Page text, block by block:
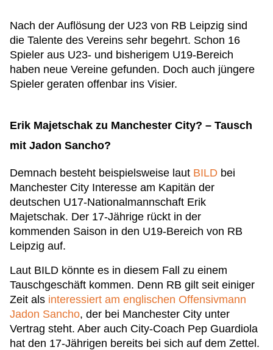
Nach der Auflösung der U23 von RB Leipzig sind
die Talente des Vereins sehr begehrt. Schon 16
Spieler aus U23- und bisherigem U19-Bereich
haben neue Vereine gefunden. Doch auch jüngere
Spieler geraten offenbar ins Visier.
Erik Majetschak zu Manchester City? – Tausch
mit Jadon Sancho?
Demnach besteht beispielsweise laut BILD bei
Manchester City Interesse am Kapitän der
deutschen U17-Nationalmannschaft Erik
Majetschak. Der 17-Jährige rückt in der
kommenden Saison in den U19-Bereich von RB
Leipzig auf.
Laut BILD könnte es in diesem Fall zu einem
Tauschgeschäft kommen. Denn RB gilt seit einiger
Zeit als interessiert am englischen Offensivmann
Jadon Sancho, der bei Manchester City unter
Vertrag steht. Aber auch City-Coach Pep Guardiola
hat den 17-Jährigen bereits bei sich auf dem Zettel.